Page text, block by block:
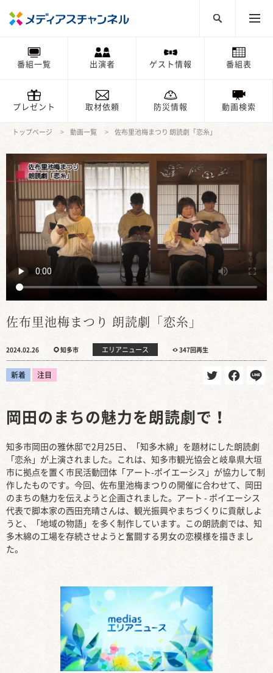
番組一覧 出演者 ゲスト情報 番組表
プレゼント 取材依頼 防災情報 動画検索
トップページ 動画一覧 佐布里池梅まつり 朗読劇「恋糸」
佐布里池梅まつり 朗読劇「恋糸」
2024.02.26 知多市 エリアニュース 347回再生
新着 注目
岡田のまちの魅力を朗読劇で！
知多市岡田の雅休邸で2月25日、「知多木綿」を題材にした朗読劇
「恋糸」が上演されました。これは、知多市観光協会と岐阜県大垣
市に拠点を置く市民活動団体「アート-ポイエーシス」が協力して制
作したものです。今回、佐布里池梅まつりの開催に合わせて、岡田
のまちの魅力を伝えようと企画されました。アート - ポイエーシス
代表で脚本家の西田充晴さんは、観光振興やまちづくりに貢献しよ
うと、「地域の物語」を多く制作しています。この朗読劇では、知
多木綿の工場を存続させようと奮闘する男女の恋模様を描きまし
た。